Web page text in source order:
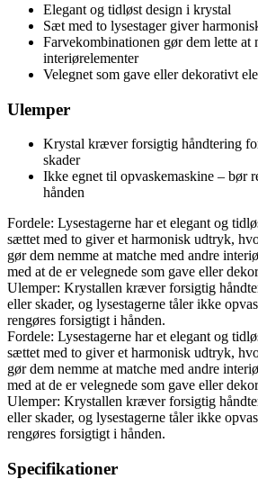
Elegant og tidløst design i krystal
Sæt med to lysestager giver
Farvekombinationen gør dem lette at
interiørelementer
Velegnet som gave eller dekorativt
Ulemper
Krystal kræver forsigtig håndtering
skader
Ikke egnet til opvaskemaskine – bør
hånden
Fordele: Lysestagerne har et elegant og
sættet med to giver et harmonisk udtryk,
gør dem nemme at matche med andre
med at de er velegnede som gave eller
Ulemper: Krystallen kræver forsigtig
eller skader, og lysestagerne tåler ikke
rengøres forsigtigt i hånden.
Fordele: Lysestagerne har et elegant og
sættet med to giver et harmonisk udtryk,
gør dem nemme at matche med andre
med at de er velegnede som gave eller
Ulemper: Krystallen kræver forsigtig
eller skader, og lysestagerne tåler ikke
rengøres forsigtigt i hånden.
Specifikationer